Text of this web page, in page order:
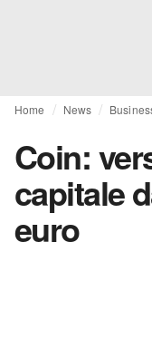
Home News
Coin:
capitale
euro